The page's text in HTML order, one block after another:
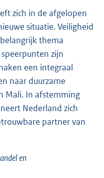
zich in de afgelopen
situatie. Veiligheid
thema
zijn
een integraal
naar duurzame
Mali. In afstemming
Nederland zich
partner van
en